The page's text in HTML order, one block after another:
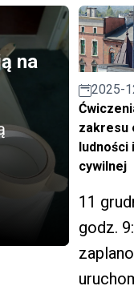
na
2025-
zakresu
ludności
cywilnej
11
godz.